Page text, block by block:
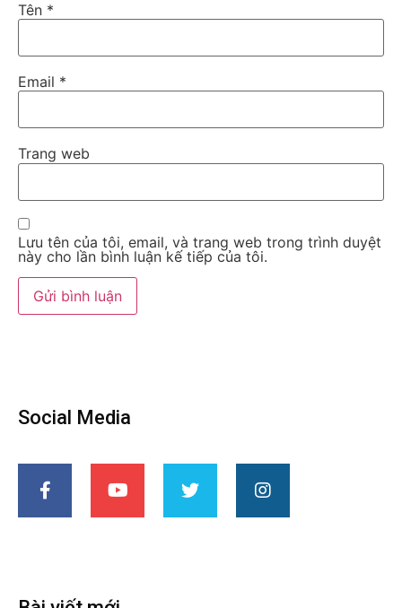
Tên *
Email *
Trang web
Lưu tên của tôi, email, và trang web trong trình duyệt
này cho lần bình luận kế tiếp của tôi.
Social Media